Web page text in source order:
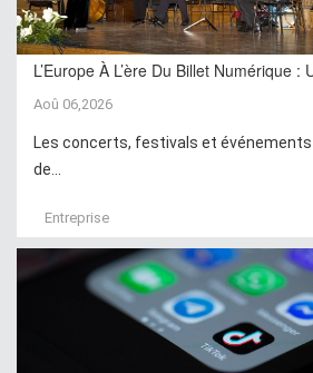
L’Europe À L’ère Du Billet Numérique
Aoû 06,2026
Les concerts, festivals et
de...
Entreprise